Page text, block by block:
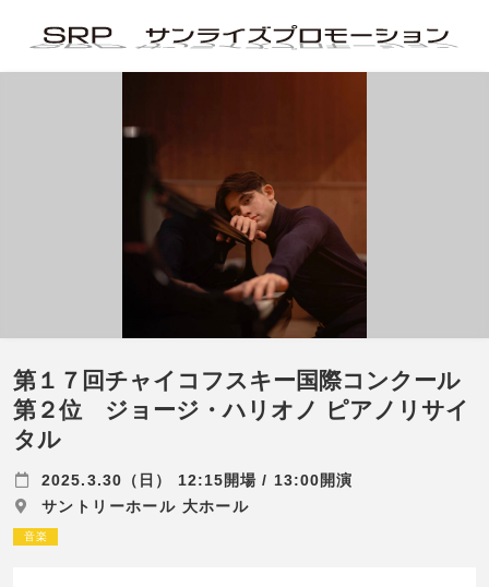
第１７回チャイコフスキー国際コンクール
第２位 ジョージ・ハリオノ ピアノリサイ
タル
2025.3.30（日） 12:15開場 / 13:00開演
サントリーホール 大ホール
音楽